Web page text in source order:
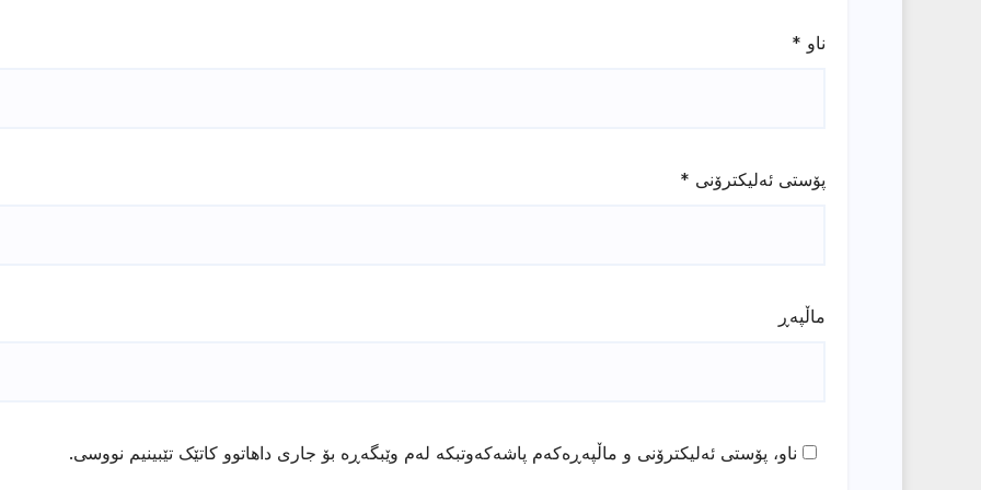
ناو *
پۆستی ئەلیکترۆنی *
ماڵپه‌ڕ
ناو، پۆستی ئەلیکترۆنی و ماڵپەڕەکەم پاشەکەوتبکە لەم وێبگەڕە بۆ جاری داهاتوو کاتێک تێبینیم نووسی.